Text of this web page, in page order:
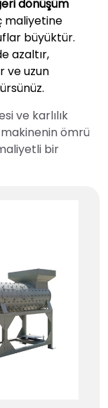
dönüşüm
maliyetine
büyüktür.
azaltır,
ve uzun
ve karlılık
makinenin ömrü
bir